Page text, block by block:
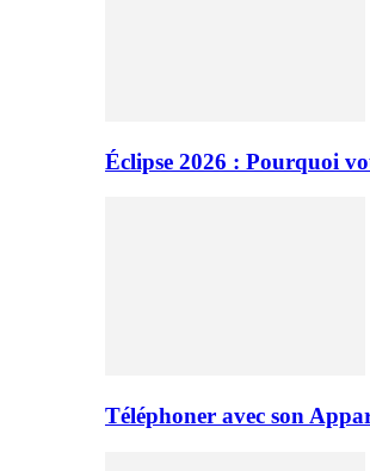
Éclipse 2026 : Pourquoi
Téléphoner avec son